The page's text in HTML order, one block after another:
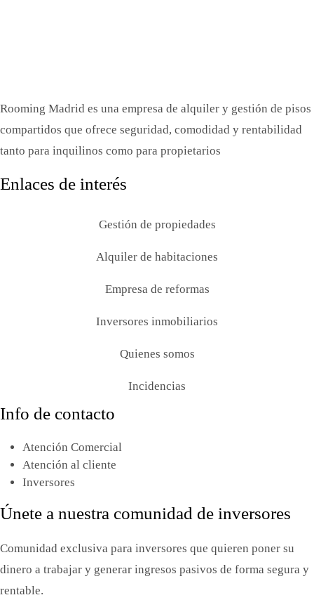
Rooming Madrid es una empresa de alquiler y gestión de pisos
compartidos que ofrece seguridad, comodidad y rentabilidad
tanto para inquilinos como para propietarios
Enlaces de interés
Gestión de propiedades
Alquiler de habitaciones
Empresa de reformas
Inversores inmobiliarios
Quienes somos
Incidencias
Info de contacto
Atención Comercial
Atención al cliente
Inversores
Únete a nuestra comunidad de inversores
Comunidad exclusiva para inversores que quieren poner su
dinero a trabajar y generar ingresos pasivos de forma segura y
rentable.